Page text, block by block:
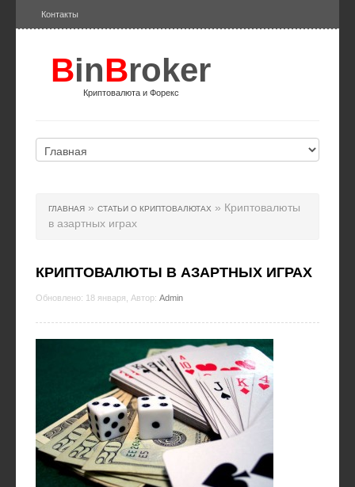
Контакты
BinBroker
Криптовалюта и Форекс
ГЛАВНАЯ » СТАТЬИ О КРИПТОВАЛЮТАХ » Криптовалюты
в азартных играх
КРИПТОВАЛЮТЫ В АЗАРТНЫХ ИГРАХ
Обновлено: 18 января, Автор: Admin